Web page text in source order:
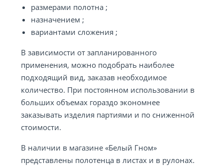
размерами полотна ;
назначением ;
вариантами сложения ;
В зависимости от запланированного
применения, можно подобрать наиболее
подходящий вид, заказав необходимое
количество. При постоянном использовании в
больших объемах гораздо экономнее
заказывать изделия партиями и по сниженной
стоимости.
В наличии в магазине «Белый Гном»
представлены полотенца в листах и в рулонах.